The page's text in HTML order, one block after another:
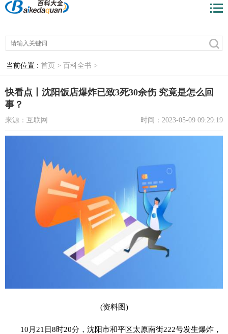
当前位置 : 首页 > 百科全书 >
快看点丨沈阳饭店爆炸已致3死30余伤 究竟是怎么回
事？
来源：互联网 时间：2023-05-09 09:29:19
(资料图)
10月21日8时20分，沈阳市和平区太原南街222号发生爆炸，